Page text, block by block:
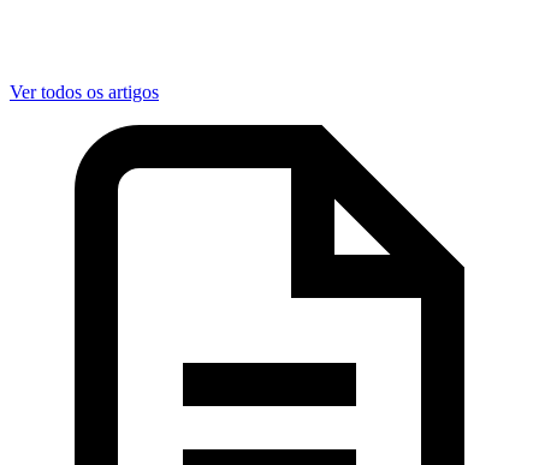
Ver todos os artigos